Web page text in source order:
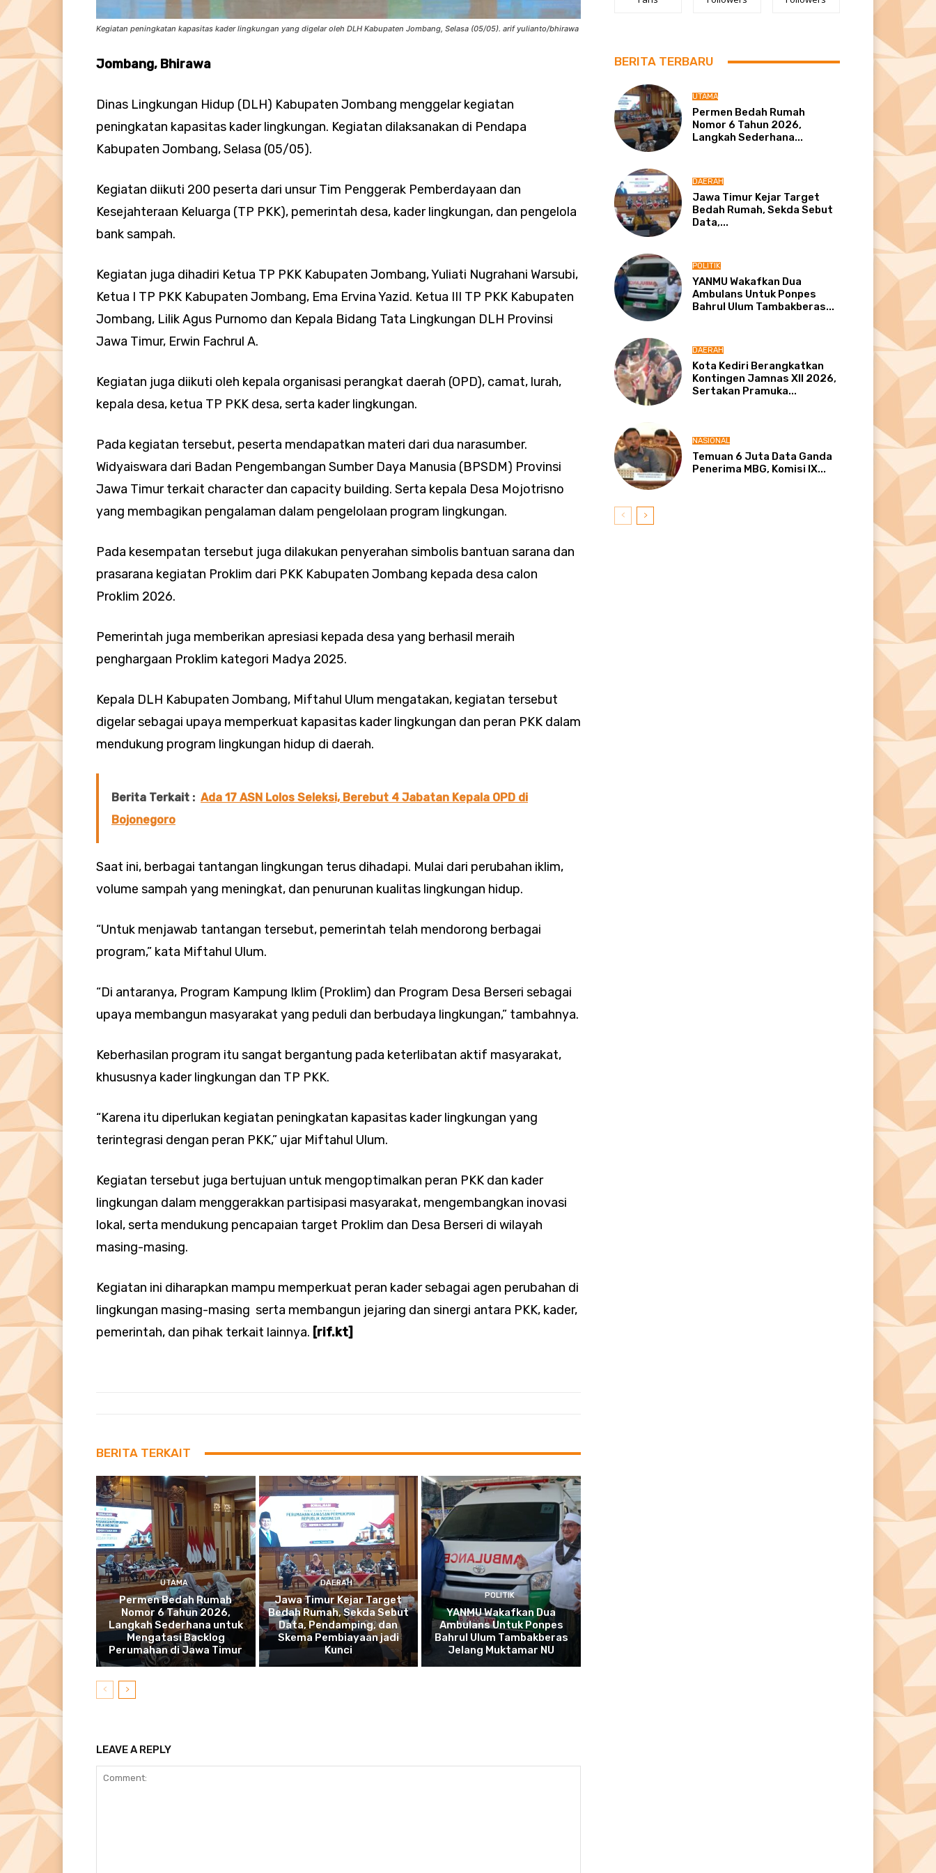
Kegiatan peningkatan kapasitas kader lingkungan yang digelar oleh DLH Kabupaten Jombang, Selasa (05/05). arif yulianto/bhirawa
Jombang, Bhirawa
Dinas Lingkungan Hidup (DLH) Kabupaten Jombang menggelar kegiatan
peningkatan kapasitas kader lingkungan. Kegiatan dilaksanakan di Pendapa
Kabupaten Jombang, Selasa (05/05).
Kegiatan diikuti 200 peserta dari unsur Tim Penggerak Pemberdayaan dan
Kesejahteraan Keluarga (TP PKK), pemerintah desa, kader lingkungan, dan pengelola
bank sampah.
Kegiatan juga dihadiri Ketua TP PKK Kabupaten Jombang, Yuliati Nugrahani Warsubi,
Ketua I TP PKK Kabupaten Jombang, Ema Ervina Yazid. Ketua III TP PKK Kabupaten
Jombang, Lilik Agus Purnomo dan Kepala Bidang Tata Lingkungan DLH Provinsi
Jawa Timur, Erwin Fachrul A.
Kegiatan juga diikuti oleh kepala organisasi perangkat daerah (OPD), camat, lurah,
kepala desa, ketua TP PKK desa, serta kader lingkungan.
Pada kegiatan tersebut, peserta mendapatkan materi dari dua narasumber.
Widyaiswara dari Badan Pengembangan Sumber Daya Manusia (BPSDM) Provinsi
Jawa Timur terkait character dan capacity building. Serta kepala Desa Mojotrisno
yang membagikan pengalaman dalam pengelolaan program lingkungan.
Pada kesempatan tersebut juga dilakukan penyerahan simbolis bantuan sarana dan
prasarana kegiatan Proklim dari PKK Kabupaten Jombang kepada desa calon
Proklim 2026.
Pemerintah juga memberikan apresiasi kepada desa yang berhasil meraih
penghargaan Proklim kategori Madya 2025.
Kepala DLH Kabupaten Jombang, Miftahul Ulum mengatakan, kegiatan tersebut
digelar sebagai upaya memperkuat kapasitas kader lingkungan dan peran PKK dalam
mendukung program lingkungan hidup di daerah.
Berita Terkait : Ada 17 ASN Lolos Seleksi, Berebut 4 Jabatan Kepala OPD di
Bojonegoro
Saat ini, berbagai tantangan lingkungan terus dihadapi. Mulai dari perubahan iklim,
volume sampah yang meningkat, dan penurunan kualitas lingkungan hidup.
“Untuk menjawab tantangan tersebut, pemerintah telah mendorong berbagai
program,” kata Miftahul Ulum.
“Di antaranya, Program Kampung Iklim (Proklim) dan Program Desa Berseri sebagai
upaya membangun masyarakat yang peduli dan berbudaya lingkungan,” tambahnya.
Keberhasilan program itu sangat bergantung pada keterlibatan aktif masyarakat,
khususnya kader lingkungan dan TP PKK.
“Karena itu diperlukan kegiatan peningkatan kapasitas kader lingkungan yang
terintegrasi dengan peran PKK,” ujar Miftahul Ulum.
Kegiatan tersebut juga bertujuan untuk mengoptimalkan peran PKK dan kader
lingkungan dalam menggerakkan partisipasi masyarakat, mengembangkan inovasi
lokal, serta mendukung pencapaian target Proklim dan Desa Berseri di wilayah
masing-masing.
Kegiatan ini diharapkan mampu memperkuat peran kader sebagai agen perubahan di
lingkungan masing-masing serta membangun jejaring dan sinergi antara PKK, kader,
pemerintah, dan pihak terkait lainnya. [rif.kt]
BERITA TERKAIT
UTAMA
Permen Bedah Rumah
Nomor 6 Tahun 2026,
Langkah Sederhana untuk
Mengatasi Backlog
Perumahan di Jawa Timur
DAERAH
Jawa Timur Kejar Target
Bedah Rumah, Sekda Sebut
Data, Pendamping, dan
Skema Pembiayaan jadi
Kunci
POLITIK
YANMU Wakafkan Dua
Ambulans Untuk Ponpes
Bahrul Ulum Tambakberas
Jelang Muktamar NU
LEAVE A REPLY
BERITA TERBARU
UTAMA
Permen Bedah Rumah
Nomor 6 Tahun 2026,
Langkah Sederhana...
DAERAH
Jawa Timur Kejar Target
Bedah Rumah, Sekda Sebut
Data,...
POLITIK
YANMU Wakafkan Dua
Ambulans Untuk Ponpes
Bahrul Ulum Tambakberas...
DAERAH
Kota Kediri Berangkatkan
Kontingen Jamnas XII 2026,
Sertakan Pramuka...
NASIONAL
Temuan 6 Juta Data Ganda
Penerima MBG, Komisi IX...